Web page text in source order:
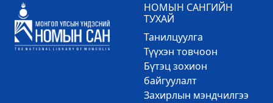
НОМЫН САНГИЙН
ТУХАЙ
Танилцуулга
Түүхэн товчоон
Бүтэц зохион
байгуулалт
Захирлын мэндчилгээ